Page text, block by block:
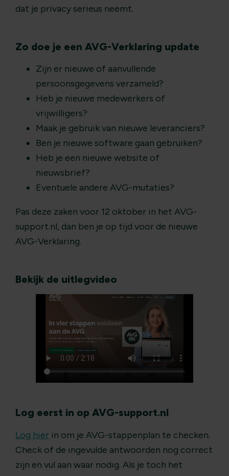
dat je privacy serieus neemt.
Zo doe je een AVG-Verklaring update
Zijn er nieuwe of aanvullende
persoonsgegevens verzameld?
Heb je nieuwe medewerkers of
vrijwilligers?
Maak je gebruik van nieuwe leveranciers?
Ben je nieuwe software gaan gebruiken?
Heb je een nieuwe website of
nieuwsbrief?
Eventuele andere AVG-mutaties?
Pas deze zaken voor 12 oktober in het AVG-
support.nl, dan ben je op tijd voor de nieuwe
AVG-Verklaring.
Bekijk de uitlegvideo
Log eerst in op AVG-support.nl
Log hier in om je AVG-stappenplan te checken.
Check of de ingevulde antwoorden nog correct
zijn en vul aan waar nodig. Als je toch het